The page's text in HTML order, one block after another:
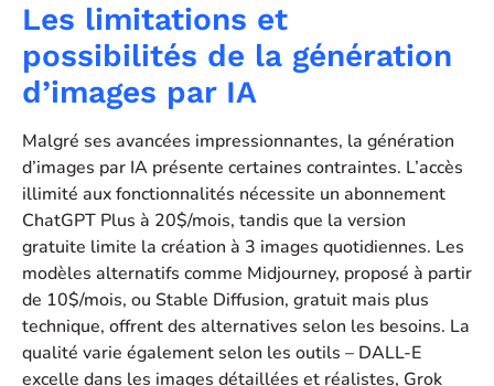
Les limitations et
possibilités de la génération
d’images par IA
Malgré ses avancées impressionnantes, la génération
d’images par IA présente certaines contraintes. L’accès
illimité aux fonctionnalités nécessite un abonnement
ChatGPT Plus à 20$/mois, tandis que la version
gratuite limite la création à 3 images quotidiennes. Les
modèles alternatifs comme Midjourney, proposé à partir
de 10$/mois, ou Stable Diffusion, gratuit mais plus
technique, offrent des alternatives selon les besoins. La
qualité varie également selon les outils – DALL-E
excelle dans les images détaillées et réalistes, Grok